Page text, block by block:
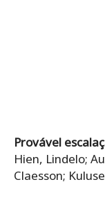
Provável
Hien, Lindelo;
Claesson;